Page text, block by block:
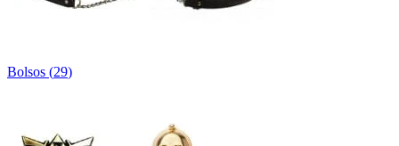
Bolsos (29)